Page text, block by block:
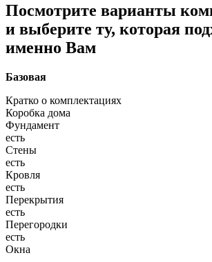
Посмотрите варианты
и выберите ту, которая
именно Вам
Базовая
Кратко о комплектациях
Коробка дома
Фундамент
есть
Стены
есть
Кровля
есть
Перекрытия
есть
Перегородки
есть
Окна